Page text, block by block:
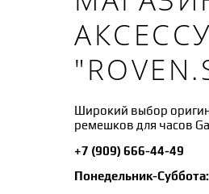
Широкий выбор
ремешков для часов
+7 (909) 666-44-49
Понедельник-